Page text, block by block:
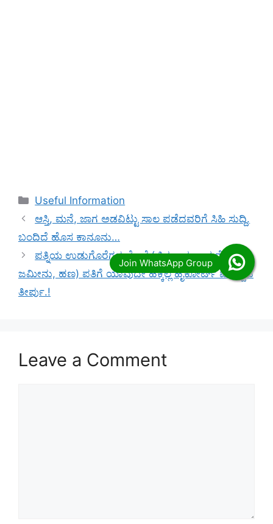
Categories
Useful Information
ಆಸ್ತಿ, ಮನೆ, ಜಾಗ ಅಡವಿಟ್ಟು ಸಾಲ ಪಡೆದವರಿಗೆ ಸಿಹಿ ಸುದ್ದಿ.
ಬಂದಿದೆ ಹೊಸ ಕಾನೂನು…
ಪತ್ನಿಯ ಉಡುಗೊರೆಗಳ ಮೇಲೆ (ಚಿನ್ನಭಾರಣ, ಮನೆ, ಆಸ್ತಿ,
ಜಮೀನು, ಹಣ) ಪತಿಗೆ ಯಾವುದೇ ಹಕ್ಕಿಲ್ಲ ಹೈಕೋರ್ಟ್ ಮಹತ್ವದ
ತೀರ್ಪು‌.!
Leave a Comment